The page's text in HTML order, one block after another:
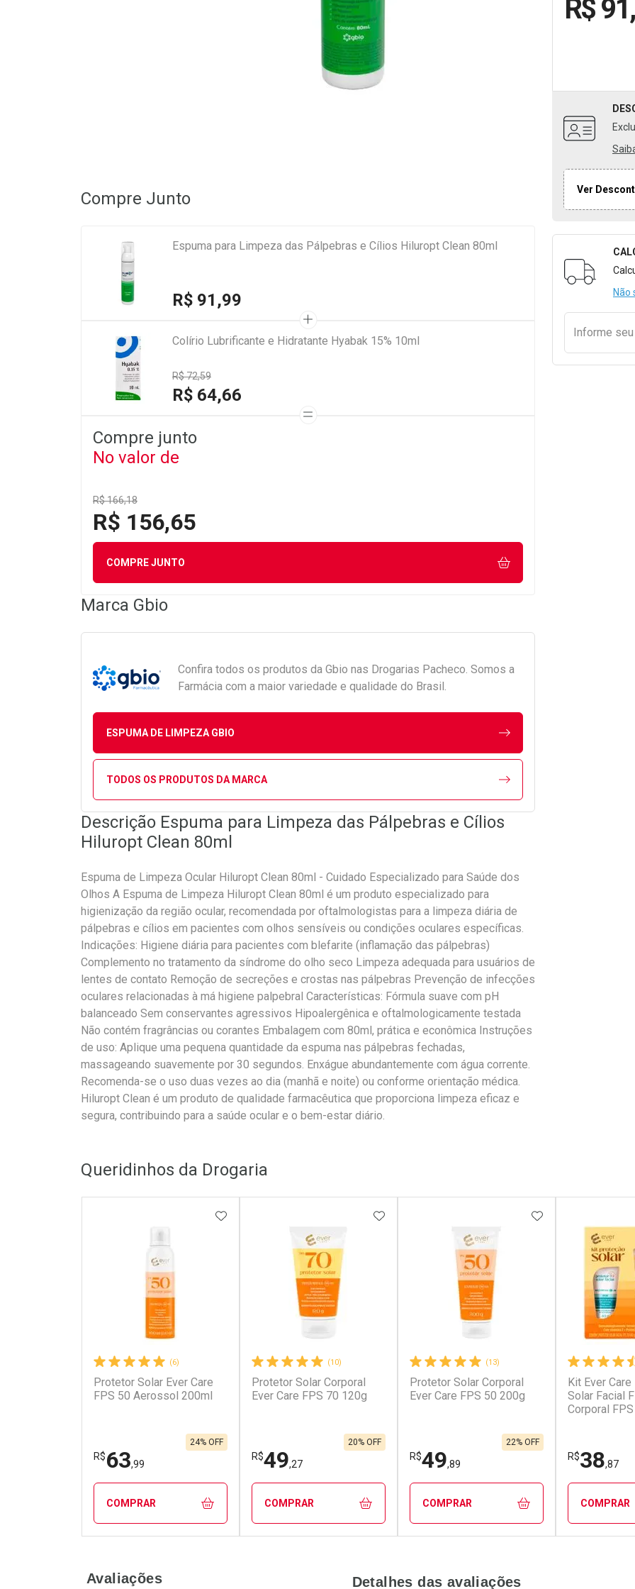
R$
Ver
Não
Informe seu
Compre Junto
Espuma para Limpeza das Pálpebras e Cílios Hiluropt Clean 80ml
R$ 91,99
Colírio Lubrificante e Hidratante Hyabak 15% 10ml
R$ 72,59
R$ 64,66
Compre junto
No valor de
R$ 166,18
R$ 156,65
COMPRE JUNTO
Marca Gbio
Confira todos os produtos da Gbio nas Drogarias Pacheco. Somos a
Farmácia com a maior variedade e qualidade do Brasil.
ESPUMA DE LIMPEZA GBIO
TODOS OS PRODUTOS DA MARCA
Descrição Espuma para Limpeza das Pálpebras e Cílios
Hiluropt Clean 80ml
Espuma de Limpeza Ocular Hiluropt Clean 80ml - Cuidado Especializado para Saúde dos
Olhos A Espuma de Limpeza Hiluropt Clean 80ml é um produto especializado para
higienização da região ocular, recomendada por oftalmologistas para a limpeza diária de
pálpebras e cílios em pacientes com olhos sensíveis ou condições oculares específicas.
Indicações: Higiene diária para pacientes com blefarite (inflamação das pálpebras)
Complemento no tratamento da síndrome do olho seco Limpeza adequada para usuários de
lentes de contato Remoção de secreções e crostas nas pálpebras Prevenção de infecções
oculares relacionadas à má higiene palpebral Características: Fórmula suave com pH
balanceado Sem conservantes agressivos Hipoalergênica e oftalmologicamente testada
Não contém fragrâncias ou corantes Embalagem com 80ml, prática e econômica Instruções
de uso: Aplique uma pequena quantidade da espuma nas pálpebras fechadas,
massageando suavemente por 30 segundos. Enxágue abundantemente com água corrente.
Recomenda-se o uso duas vezes ao dia (manhã e noite) ou conforme orientação médica.
Hiluropt Clean é um produto de qualidade farmacêutica que proporciona limpeza eficaz e
segura, contribuindo para a saúde ocular e o bem-estar diário.
Queridinhos da Drogaria
(6)
Protetor Solar Ever Care
FPS 50 Aerossol 200ml
R$63,99
24% OFF
ADICIONAR AOS FAVORITOS
COMPRAR
(10)
Protetor Solar Corporal
Ever Care FPS 70 120g
R$49,27
20% OFF
ADICIONAR AOS FAVORITOS
COMPRAR
(13)
Protetor Solar Corporal
Ever Care FPS 50 200g
R$49,89
22% OFF
ADICIONAR AOS
COMPRAR
Kit Ever
Solar Facial
Corporal
R$38,87
COMPRAR
Avaliações Detalhes das avaliações